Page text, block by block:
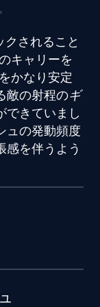
されること
キャリーを
かなり安定
敵の射程のギ
できていまし
ュの発動頻度
感を伴うよう